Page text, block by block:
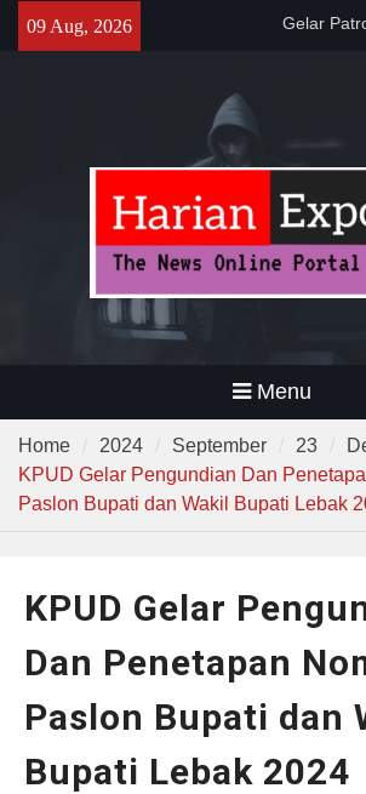
09 Aug, 2026
Gelar
Dewa
Academy
Banten
Menu
Home 2024 September 23
KPUD Gelar Pengundian Dan
Paslon Bupati dan Wakil Bupati Lebak
KPUD Gelar
Dan Penetapan
Paslon Bupati dan
Bupati Lebak 2024